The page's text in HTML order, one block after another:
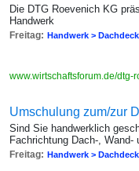
Die DTG Roevenich KG
Handwerk
Freitag: Handwerk >
www.wirtschaftsforum.de/dtg-
Umschulung zum/zur
Sind Sie handwerklich
Fachrichtung Dach-,
Freitag: Handwerk >